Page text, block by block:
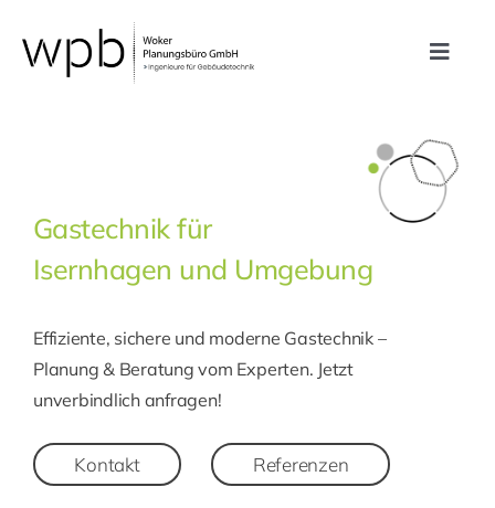
Inhalt
springen
Toggle
Unternehmen
Karriere
Kontakt
Gastechnik für
Isernhagen und Umgebung
Effiziente, sichere und moderne Gastechnik –
Planung & Beratung vom Experten. Jetzt
unverbindlich anfragen!
Kontakt Referenzen